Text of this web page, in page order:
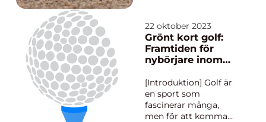
fascinerar människor
över hela världen, och
målvakten spelar en
central roll i varje lag.
kommer vi att dyka
djupare in i ”...
22 oktober 2023
Grönt kort golf:
Framtiden för
nybörjare inom
[Introduktion] Golf är
en sport som
fascinerar många,
men för att komma